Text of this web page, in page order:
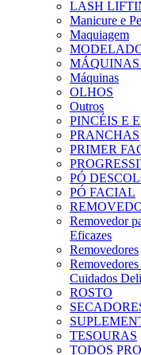
LASH
Manicure e
Maquiagem
Máquinas
OLHOS
Outros
PINCÉIS E
PRANCHAS
PRIMER
PÓ
PÓ FACIAL
Removedor
Eficazes
Removedores
Cuidados
ROSTO
TESOURAS
TODOS